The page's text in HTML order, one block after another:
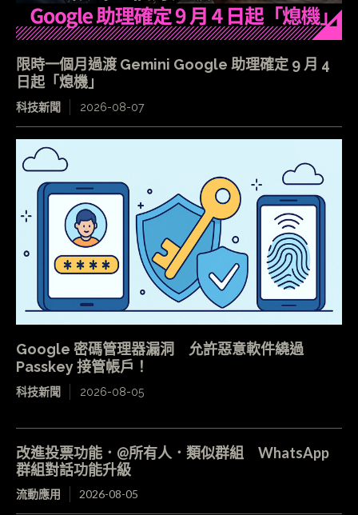
限時一個月過渡 Gemini Google 助理確定 9 月 4
日起「熄機」
科技新聞 2026-08-07
Google 密碼管理器漏洞 允許惡意軟件繞過
Passkey 接管帳戶！
科技新聞 2026-08-05
改進投票功能．@所有人．類似群組 WhatsApp
群組對話功能升級
流動應用 2026-08-05